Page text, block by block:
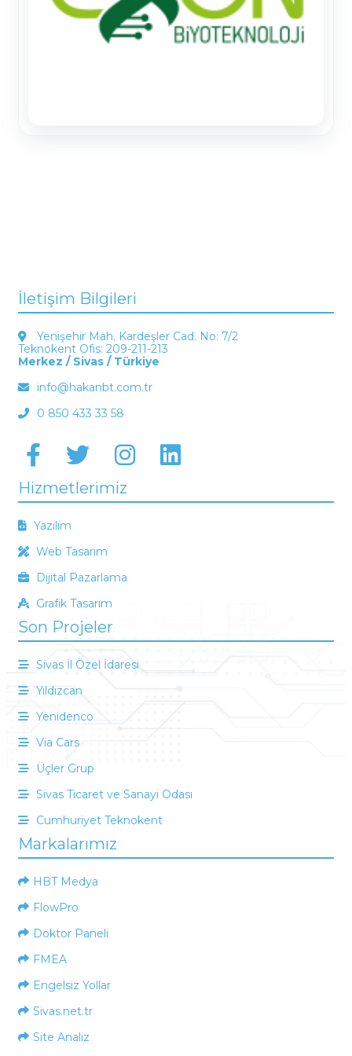
İletişim Bilgileri
Yenişehir Mah. Kardeşler Cad. No: 7/2
Teknokent Ofis: 209-211-213
Merkez / Sivas / Türkiye
info@hakanbt.com.tr
0 850 433 33 58
Hizmetlerimiz
Yazılım
Web Tasarım
Dijital Pazarlama
Grafik Tasarım
Son Projeler
Sivas İl Özel İdaresi
Yıldızcan
Yenidenco
Via Cars
Üçler Grup
Sivas Ticaret ve Sanayi Odası
Cumhuriyet Teknokent
Markalarımız
HBT Medya
FlowPro
Doktor Paneli
FMEA
Engelsiz Yollar
Sivas.net.tr
Site Analiz